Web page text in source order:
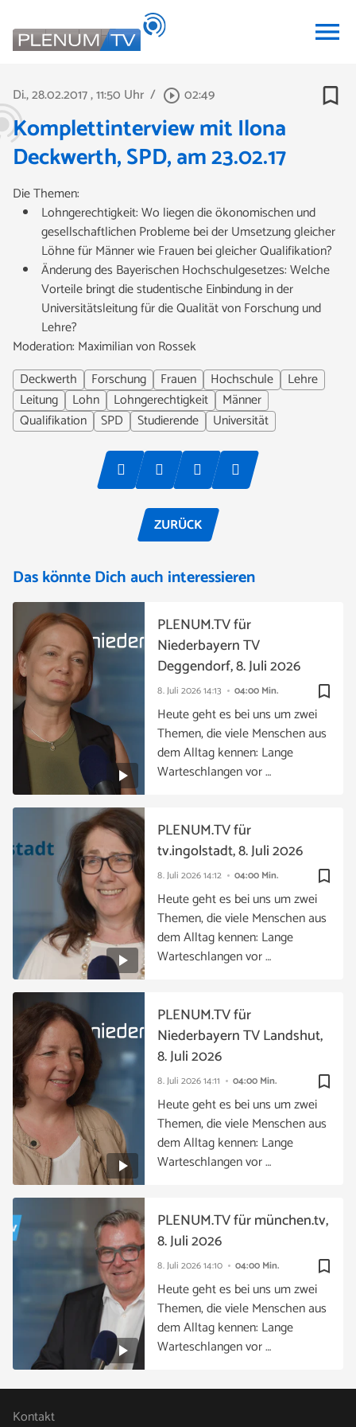
menu
Di., 28.02.2017, 11:50 Uhr / play_circle_outline 02:49 bookmark_border
Komplettinterview mit Ilona
Deckwerth, SPD, am 23.02.17
Die Themen:
Lohngerechtigkeit: Wo liegen die ökonomischen und
gesellschaftlichen Probleme bei der Umsetzung gleicher
Löhne für Männer wie Frauen bei gleicher Qualifikation?
Änderung des Bayerischen Hochschulgesetzes: Welche
Vorteile bringt die studentische Einbindung in der
Universitätsleitung für die Qualität von Forschung und
Lehre?
Moderation: Maximilian von Rossek
Deckwerth
Forschung Frauen Hochschule
Lehre
Leitung
Lohn Lohngerechtigkeit
Männer
Qualifikation
SPD Studierende Universität
ZURÜCK
Das könnte Dich auch interessieren
bookmark_border
8. Juli 202614:13 04:00 Min.
PLENUM.TV für
Niederbayern TV
Deggendorf, 8. Juli 2026
Heute geht es bei uns um zwei
Themen, die viele Menschen aus
dem Alltag kennen: Lange
Warteschlangen vor …
bookmark_border
8. Juli 202614:12 04:00 Min.
PLENUM.TV für
tv.ingolstadt, 8. Juli 2026
Heute geht es bei uns um zwei
Themen, die viele Menschen aus
dem Alltag kennen: Lange
Warteschlangen vor …
bookmark_border
8. Juli 202614:11 04:00 Min.
PLENUM.TV für
Niederbayern TV Landshut,
8. Juli 2026
Heute geht es bei uns um zwei
Themen, die viele Menschen aus
dem Alltag kennen: Lange
Warteschlangen vor …
bookmark_border
8. Juli 202614:10 04:00 Min.
PLENUM.TV für münchen.tv,
8. Juli 2026
Heute geht es bei uns um zwei
Themen, die viele Menschen aus
dem Alltag kennen: Lange
Warteschlangen vor …
Kontakt